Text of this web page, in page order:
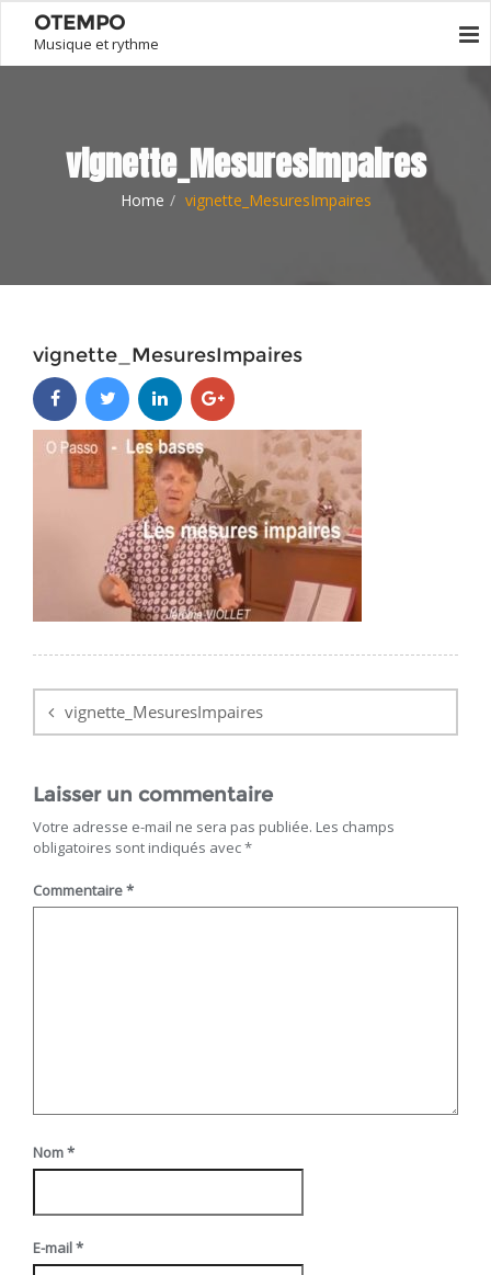
OTEMPO
Musique et rythme
vignette_MesuresImpaires
Home vignette_MesuresImpaires
vignette_MesuresImpaires
de
l’article
vignette_MesuresImpaires
Laisser un commentaire
Votre adresse e-mail ne sera pas publiée. Les champs
obligatoires sont indiqués avec*
Commentaire*
Nom*
E-mail*